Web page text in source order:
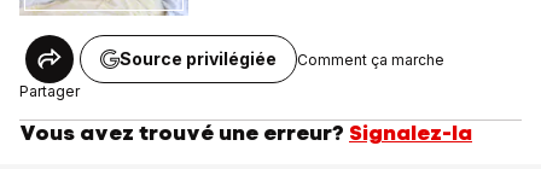
Partager
Source privilégiée Comment ça marche
Vous avez trouvé une erreur? Signalez-la